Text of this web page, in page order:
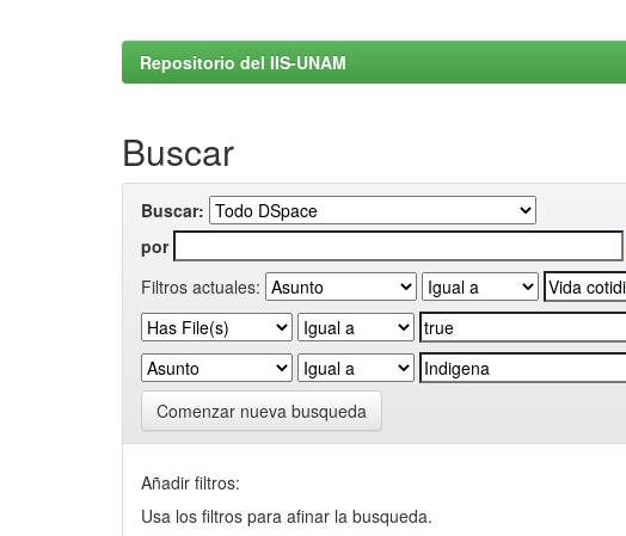
Repositorio del IIS-UNAM
Buscar
Buscar:
por
Filtros actuales:
Comenzar nueva busqueda
Añadir filtros:
Usa los filtros para afinar la busqueda.